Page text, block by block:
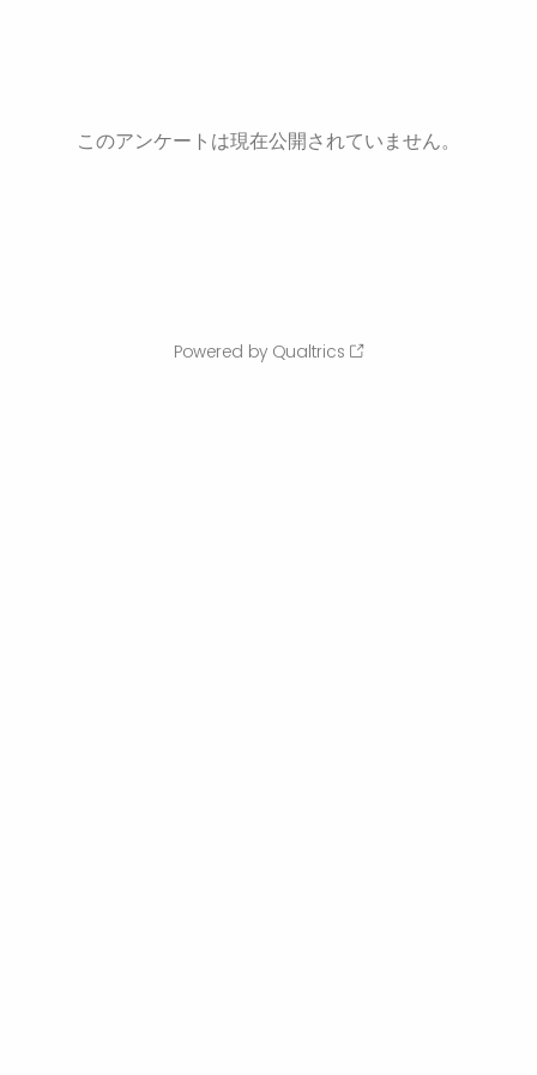
このアンケートは現在公開されていません。
Powered by Qualtrics